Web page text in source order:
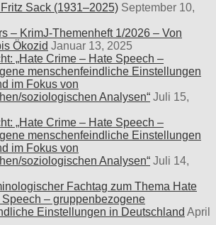
Sack (1931–2025) September 10,
– KrimJ-Themenheft 1/2026 – Von
Ökozid Januar 13, 2025
„Hate Crime – Hate Speech –
menschenfeindliche Einstellungen
im Fokus von
soziologischen Analysen“ Juli 15,
„Hate Crime – Hate Speech –
menschenfeindliche Einstellungen
im Fokus von
soziologischen Analysen“ Juli 14,
Fachtag zum Thema Hate
– gruppenbezogene
Einstellungen in Deutschland April